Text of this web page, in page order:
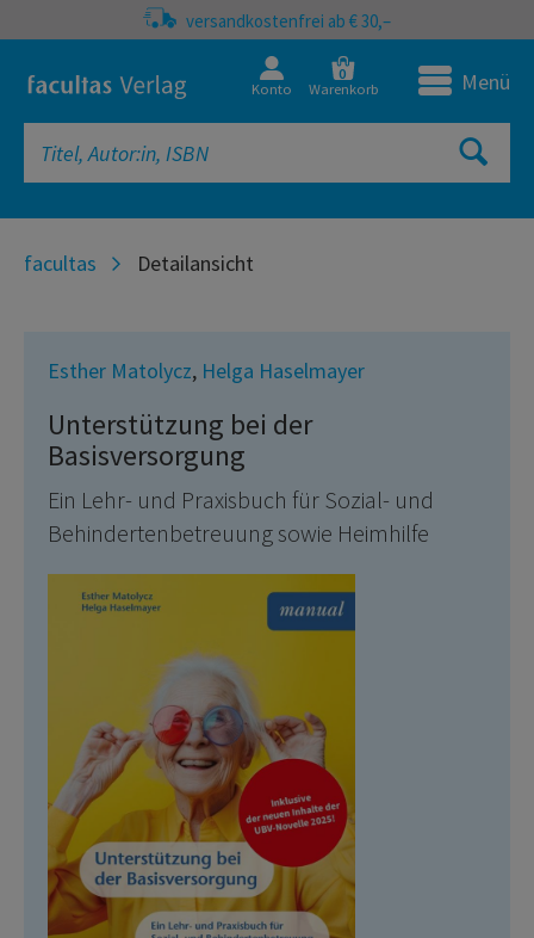
versandkostenfrei ab € 30,–
Konto
0
Warenkorb Menü
facultas Detailansicht
Esther Matolycz, Helga Haselmayer
Unterstützung bei der
Basisversorgung
Ein Lehr- und Praxisbuch für Sozial- und
Behindertenbetreuung sowie Heimhilfe